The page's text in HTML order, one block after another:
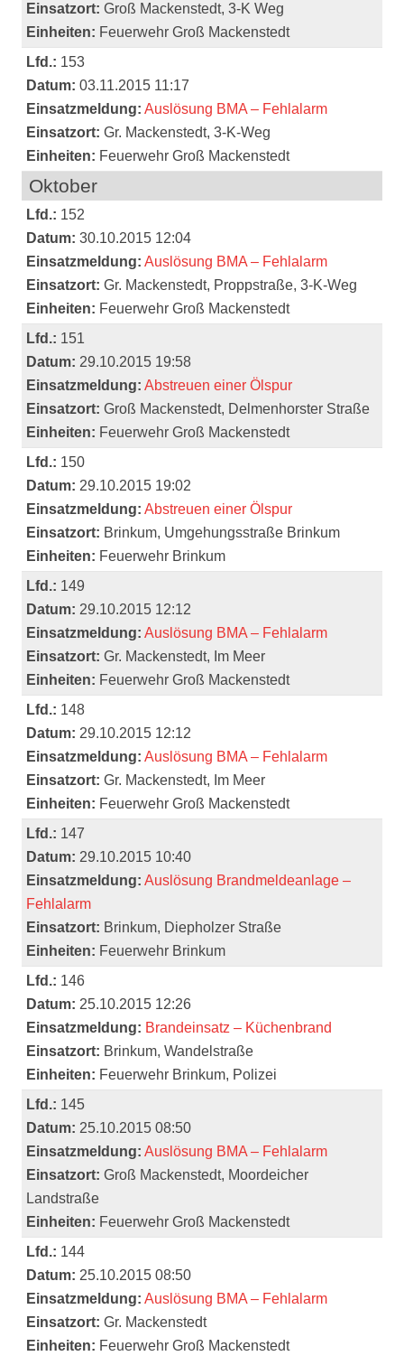
Einsatzort: Groß Mackenstedt, 3-K Weg
Einheiten: Feuerwehr Groß Mackenstedt
Lfd.: 153
Datum: 03.11.2015 11:17
Einsatzmeldung: Auslösung BMA – Fehlalarm
Einsatzort: Gr. Mackenstedt, 3-K-Weg
Einheiten: Feuerwehr Groß Mackenstedt
Oktober
Lfd.: 152
Datum: 30.10.2015 12:04
Einsatzmeldung: Auslösung BMA – Fehlalarm
Einsatzort: Gr. Mackenstedt, Proppstraße, 3-K-Weg
Einheiten: Feuerwehr Groß Mackenstedt
Lfd.: 151
Datum: 29.10.2015 19:58
Einsatzmeldung: Abstreuen einer Ölspur
Einsatzort: Groß Mackenstedt, Delmenhorster Straße
Einheiten: Feuerwehr Groß Mackenstedt
Lfd.: 150
Datum: 29.10.2015 19:02
Einsatzmeldung: Abstreuen einer Ölspur
Einsatzort: Brinkum, Umgehungsstraße Brinkum
Einheiten: Feuerwehr Brinkum
Lfd.: 149
Datum: 29.10.2015 12:12
Einsatzmeldung: Auslösung BMA – Fehlalarm
Einsatzort: Gr. Mackenstedt, Im Meer
Einheiten: Feuerwehr Groß Mackenstedt
Lfd.: 148
Datum: 29.10.2015 12:12
Einsatzmeldung: Auslösung BMA – Fehlalarm
Einsatzort: Gr. Mackenstedt, Im Meer
Einheiten: Feuerwehr Groß Mackenstedt
Lfd.: 147
Datum: 29.10.2015 10:40
Einsatzmeldung: Auslösung Brandmeldeanlage –
Fehlalarm
Einsatzort: Brinkum, Diepholzer Straße
Einheiten: Feuerwehr Brinkum
Lfd.: 146
Datum: 25.10.2015 12:26
Einsatzmeldung: Brandeinsatz – Küchenbrand
Einsatzort: Brinkum, Wandelstraße
Einheiten: Feuerwehr Brinkum, Polizei
Lfd.: 145
Datum: 25.10.2015 08:50
Einsatzmeldung: Auslösung BMA – Fehlalarm
Einsatzort: Groß Mackenstedt, Moordeicher
Landstraße
Einheiten: Feuerwehr Groß Mackenstedt
Lfd.: 144
Datum: 25.10.2015 08:50
Einsatzmeldung: Auslösung BMA – Fehlalarm
Einsatzort: Gr. Mackenstedt
Einheiten: Feuerwehr Groß Mackenstedt